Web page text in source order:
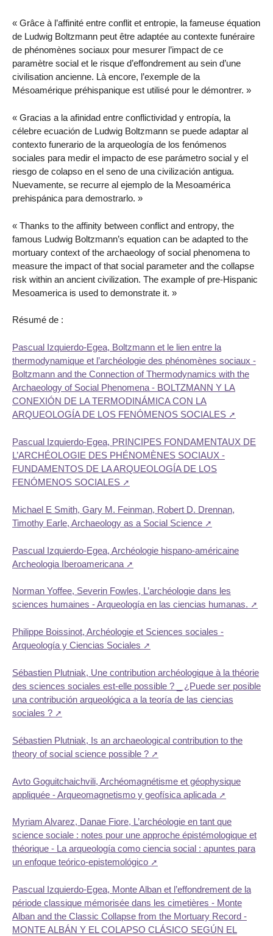
« Grâce à l’affinité entre conflit et entropie, la fameuse équation
de Ludwig Boltzmann peut être adaptée au contexte funéraire
de phénomènes sociaux pour mesurer l’impact de ce
paramètre social et le risque d’effondrement au sein d’une
civilisation ancienne. Là encore, l’exemple de la
Mésoamérique préhispanique est utilisé pour le démontrer. »
« Gracias a la afinidad entre conflictividad y entropía, la
célebre ecuación de Ludwig Boltzmann se puede adaptar al
contexto funerario de la arqueología de los fenómenos
sociales para medir el impacto de ese parámetro social y el
riesgo de colapso en el seno de una civilización antigua.
Nuevamente, se recurre al ejemplo de la Mesoamérica
prehispánica para demostrarlo. »
« Thanks to the affinity between conflict and entropy, the
famous Ludwig Boltzmann’s equation can be adapted to the
mortuary context of the archaeology of social phenomena to
measure the impact of that social parameter and the collapse
risk within an ancient civilization. The example of pre-Hispanic
Mesoamerica is used to demonstrate it. »
Résumé de :
Pascual Izquierdo-Egea, Boltzmann et le lien entre la
thermodynamique et l’archéologie des phénomènes sociaux -
Boltzmann and the Connection of Thermodynamics with the
Archaeology of Social Phenomena - BOLTZMANN Y LA
CONEXIÓN DE LA TERMODINÁMICA CON LA
ARQUEOLOGÍA DE LOS FENÓMENOS SOCIALES
Pascual Izquierdo-Egea, PRINCIPES FONDAMENTAUX DE
L’ARCHÉOLOGIE DES PHÉNOMÈNES SOCIAUX -
FUNDAMENTOS DE LA ARQUEOLOGÍA DE LOS
FENÓMENOS SOCIALES
Michael E Smith, Gary M. Feinman, Robert D. Drennan,
Timothy Earle, Archaeology as a Social Science
Pascual Izquierdo-Egea, Archéologie hispano-américaine
Archeologia Iberoamericana
Norman Yoffee, Severin Fowles, L’archéologie dans les
sciences humaines - Arqueología en las ciencias humanas.
Philippe Boissinot, Archéologie et Sciences sociales -
Arqueología y Ciencias Sociales
Sébastien Plutniak, Une contribution archéologique à la théorie
des sciences sociales est-elle possible ? _ ¿Puede ser posible
una contribución arqueológica a la teoría de las ciencias
sociales ?
Sébastien Plutniak, Is an archaeological contribution to the
theory of social science possible ?
Avto Goguitchaichvili, Archéomagnétisme et géophysique
appliquée - Arqueomagnetismo y geofísica aplicada
Myriam Alvarez, Danae Fiore, L’archéologie en tant que
science sociale : notes pour une approche épistémologique et
théorique - La arqueología como ciencia social : apuntes para
un enfoque teórico-epistemológico
Pascual Izquierdo-Egea, Monte Alban et l’effondrement de la
période classique mémorisée dans les cimetières - Monte
Alban and the Classic Collapse from the Mortuary Record -
MONTE ALBÁN Y EL COLAPSO CLÁSICO SEGÚN EL